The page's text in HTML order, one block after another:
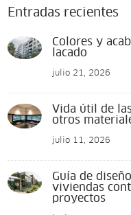
Entradas recientes
Colores y
lacado
julio 21, 2026
Vida útil de
otros
julio 11, 2026
Guía de
viviendas
proyectos